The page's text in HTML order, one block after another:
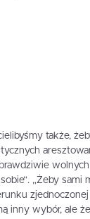
także,
„Żeby
inny wybór, ale